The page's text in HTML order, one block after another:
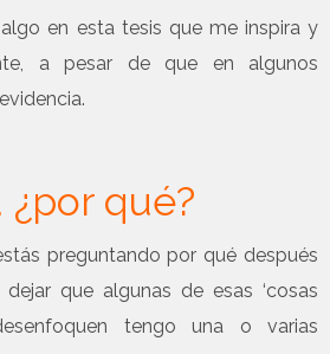
en esta tesis que me inspira y
a pesar de que en algunos
¿por qué?
preguntando por qué después
que algunas de esas ‘cosas
tengo una o varias